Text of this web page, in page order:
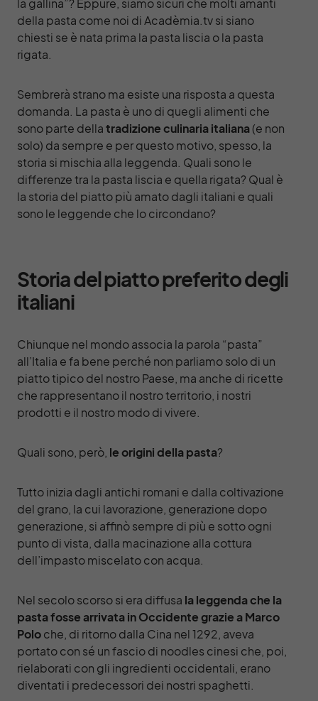
della pasta come noi diAcadèmia.tvsi siano
chiesti se è nata prima la pasta liscia o la pasta
rigata.
Sembrerà strano ma esiste una risposta a questa
domanda. La pasta è uno di quegli alimenti che
sono parte dellatradizione culinaria italiana(e non
solo) da sempre e per questo motivo, spesso, la
storia si mischia alla leggenda. Quali sono le
differenze tra la pasta liscia e quella rigata? Qual è
la storia del piatto più amato dagli italiani e quali
sono le leggende che lo circondano?
Storia del piatto preferito degli
italiani
Chiunque nel mondo associa la parola “pasta”
all’Italia e fa bene perché non parliamo solo di un
piatto tipico del nostro Paese, ma anche di ricette
che rappresentano il nostro territorio, i nostri
prodotti e il nostro modo di vivere.
Quali sono, però, le origini della pasta?
Tutto inizia dagli antichi romani e dalla coltivazione
del grano, la cui lavorazione, generazione dopo
generazione, si affinò sempre di più e sotto ogni
punto di vista, dalla macinazione alla cottura
dell’impasto miscelato con acqua.
Nel secolo scorso si era diffusa la leggenda che la
pasta fosse arrivata in Occidente grazie a Marco
Poloche, di ritorno dalla Cina nel 1292, aveva
portato con sé un fascio di noodles cinesi che, poi,
rielaborati con gli ingredienti occidentali, erano
diventati i predecessori dei nostri spaghetti.